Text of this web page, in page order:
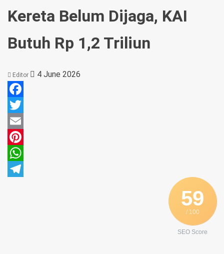
Kereta Belum Dijaga, KAI
Butuh Rp 1,2 Triliun
Editor 4 June 2026
Facebook
Twitter
Email
Pinterest
WhatsApp
59
/ 100
SEO Score